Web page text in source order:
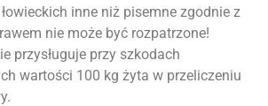
inne niż pisemne zgodnie z
nie może być rozpatrzone!
przysługuje przy szkodach
wartości 100 kg żyta w przeliczeniu